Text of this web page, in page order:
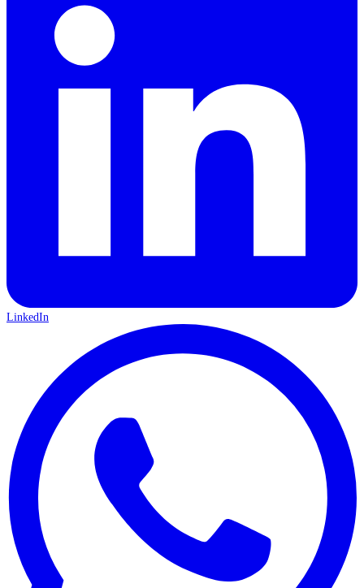
LinkedIn